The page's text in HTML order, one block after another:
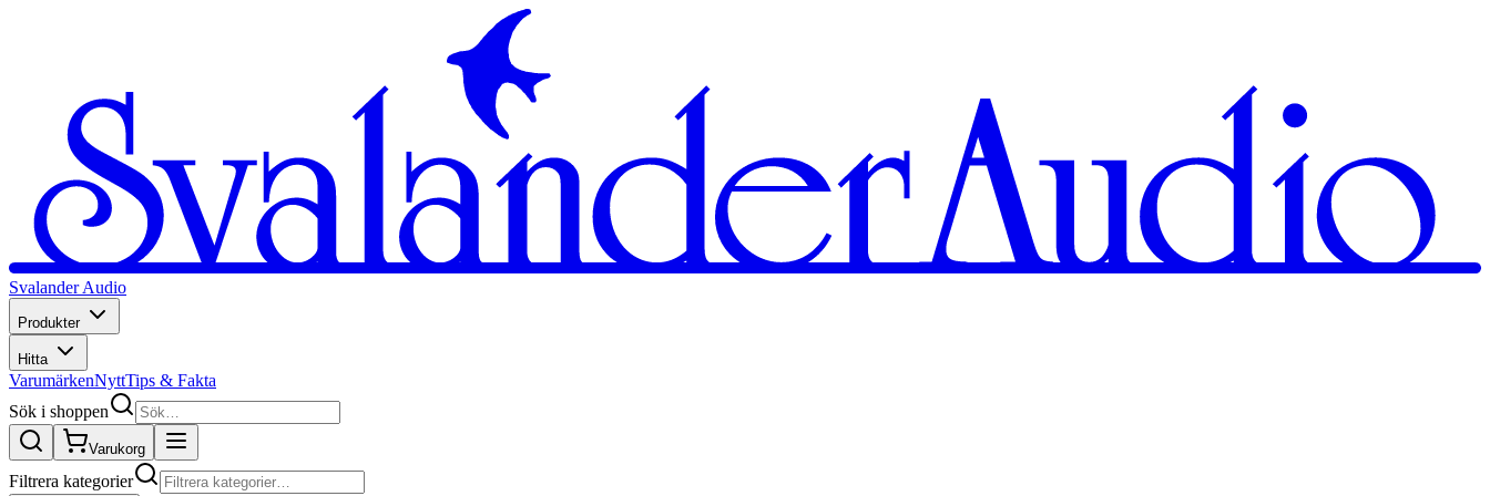
Svalander Audio
Produkter
Hitta
VarumärkenNyttTips & Fakta
Sök i shoppen
Varukorg
Filtrera kategorier